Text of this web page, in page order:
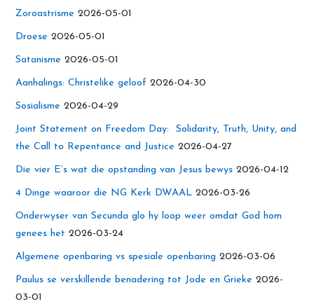
Zoroastrisme 2026-05-01
Droese 2026-05-01
Satanisme 2026-05-01
Aanhalings: Christelike geloof 2026-04-30
Sosialisme 2026-04-29
Joint Statement on Freedom Day: Solidarity, Truth, Unity, and
the Call to Repentance and Justice 2026-04-27
Die vier E’s wat die opstanding van Jesus bewys 2026-04-12
4 Dinge waaroor die NG Kerk DWAAL 2026-03-26
Onderwyser van Secunda glo hy loop weer omdat God hom
genees het 2026-03-24
Algemene openbaring vs spesiale openbaring 2026-03-06
Paulus se verskillende benadering tot Jode en Grieke 2026-
03-01